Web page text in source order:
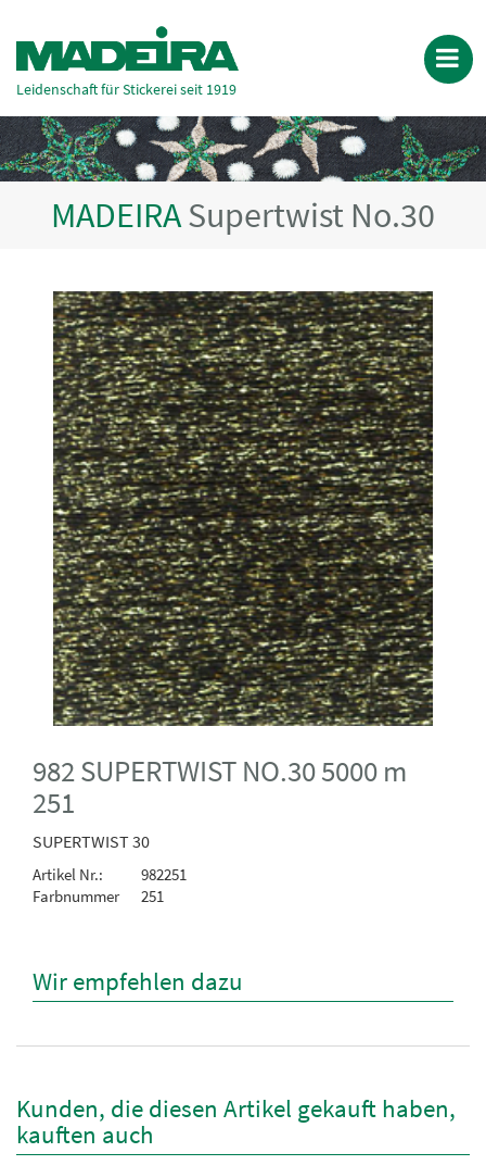
Leidenschaft für Stickerei seit 1919
MADEIRASupertwist No.30
982 SUPERTWIST NO.30 5000 m
251
SUPERTWIST 30
Artikel Nr.:
982251
Farbnummer
251
Wir empfehlen dazu
Kunden, die diesen Artikel gekauft haben,
kauften auch